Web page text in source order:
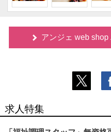
アンジェ web
求人特集